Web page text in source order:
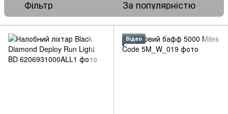
Фільтр За популярністю
Відео